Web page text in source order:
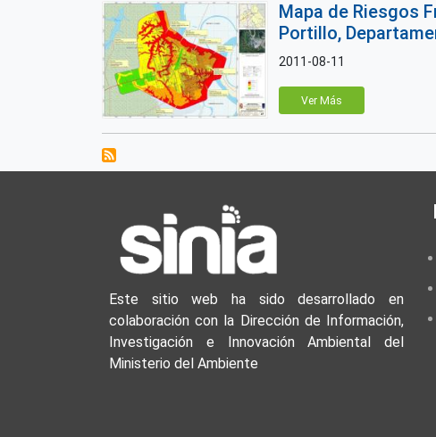
Mapa de Riesgos
Portillo,
2011-08-11
Ver Más
Este sitio web ha sido desarrollado en
colaboración con la Dirección de Información,
Investigación e Innovación Ambiental del
Ministerio del Ambiente